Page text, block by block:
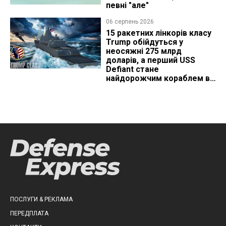
певні "але"
06 серпень 2026
15 ракетних лінкорів класу
Trump обійдуться у
неосяжні 275 млрд
доларів, а перший USS
Defiant стане
найдорожчим кораблем в
ПОСЛУГИ & РЕКЛАМА
ПЕРЕДПЛАТА